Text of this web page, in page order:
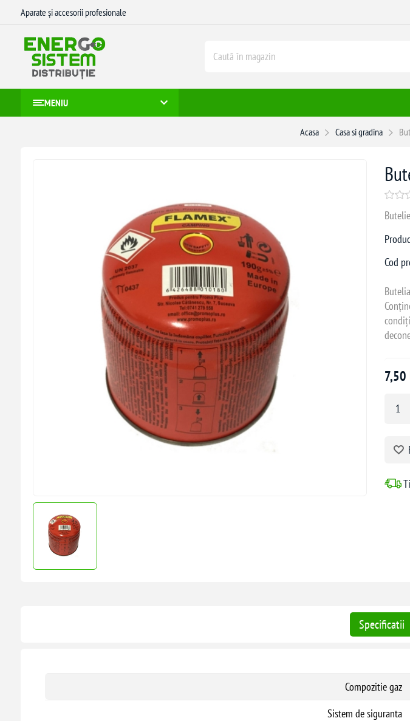
Aparate și accesorii profesionale
MENIU
Acasa Casa si gradina
Cod
7,50
Specificatii
Compozitie gaz
Sistem de siguranta